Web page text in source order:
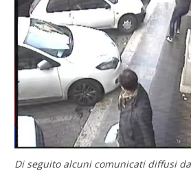
Di seguito alcuni comunicati diffusi